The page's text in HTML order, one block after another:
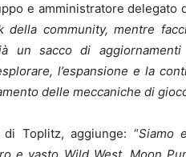
e amministratore delegato
della community, mentre
un sacco di
l’espansione e la
delle meccaniche di
Toplitz, aggiunge: “Siamo